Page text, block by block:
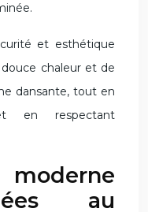
et esthétique
chaleur et de
dansante, tout en
en respectant
au